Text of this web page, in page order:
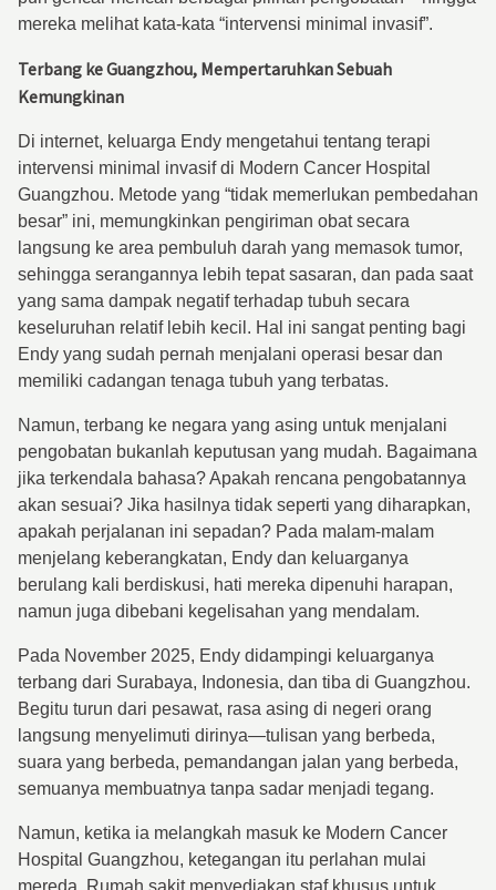
mereka melihat kata-kata “intervensi minimal invasif”.
Terbang ke Guangzhou, Mempertaruhkan Sebuah
Kemungkinan
Di internet, keluarga Endy mengetahui tentang terapi
intervensi minimal invasif di Modern Cancer Hospital
Guangzhou. Metode yang “tidak memerlukan pembedahan
besar” ini, memungkinkan pengiriman obat secara
langsung ke area pembuluh darah yang memasok tumor,
sehingga serangannya lebih tepat sasaran, dan pada saat
yang sama dampak negatif terhadap tubuh secara
keseluruhan relatif lebih kecil. Hal ini sangat penting bagi
Endy yang sudah pernah menjalani operasi besar dan
memiliki cadangan tenaga tubuh yang terbatas.
Namun, terbang ke negara yang asing untuk menjalani
pengobatan bukanlah keputusan yang mudah. Bagaimana
jika terkendala bahasa? Apakah rencana pengobatannya
akan sesuai? Jika hasilnya tidak seperti yang diharapkan,
apakah perjalanan ini sepadan? Pada malam-malam
menjelang keberangkatan, Endy dan keluarganya
berulang kali berdiskusi, hati mereka dipenuhi harapan,
namun juga dibebani kegelisahan yang mendalam.
Pada November 2025, Endy didampingi keluarganya
terbang dari Surabaya, Indonesia, dan tiba di Guangzhou.
Begitu turun dari pesawat, rasa asing di negeri orang
langsung menyelimuti dirinya—tulisan yang berbeda,
suara yang berbeda, pemandangan jalan yang berbeda,
semuanya membuatnya tanpa sadar menjadi tegang.
Namun, ketika ia melangkah masuk ke Modern Cancer
Hospital Guangzhou, ketegangan itu perlahan mulai
mereda. Rumah sakit menyediakan staf khusus untuk